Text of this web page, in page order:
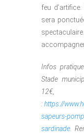
feu
sera
Infos
Stade
12€,
:https://
sapeurs-
sardinade .